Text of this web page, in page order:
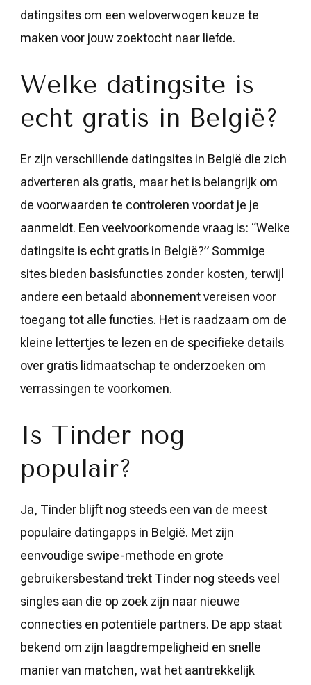
datingsites om een weloverwogen keuze te
maken voor jouw zoektocht naar liefde.
Welke datingsite is
echt gratis in België?
Er zijn verschillende datingsites in België die zich
adverteren als gratis, maar het is belangrijk om
de voorwaarden te controleren voordat je je
aanmeldt. Een veelvoorkomende vraag is: “Welke
datingsite is echt gratis in België?” Sommige
sites bieden basisfuncties zonder kosten, terwijl
andere een betaald abonnement vereisen voor
toegang tot alle functies. Het is raadzaam om de
kleine lettertjes te lezen en de specifieke details
over gratis lidmaatschap te onderzoeken om
verrassingen te voorkomen.
Is Tinder nog
populair?
Ja, Tinder blijft nog steeds een van de meest
populaire datingapps in België. Met zijn
eenvoudige swipe-methode en grote
gebruikersbestand trekt Tinder nog steeds veel
singles aan die op zoek zijn naar nieuwe
connecties en potentiële partners. De app staat
bekend om zijn laagdrempeligheid en snelle
manier van matchen, wat het aantrekkelijk